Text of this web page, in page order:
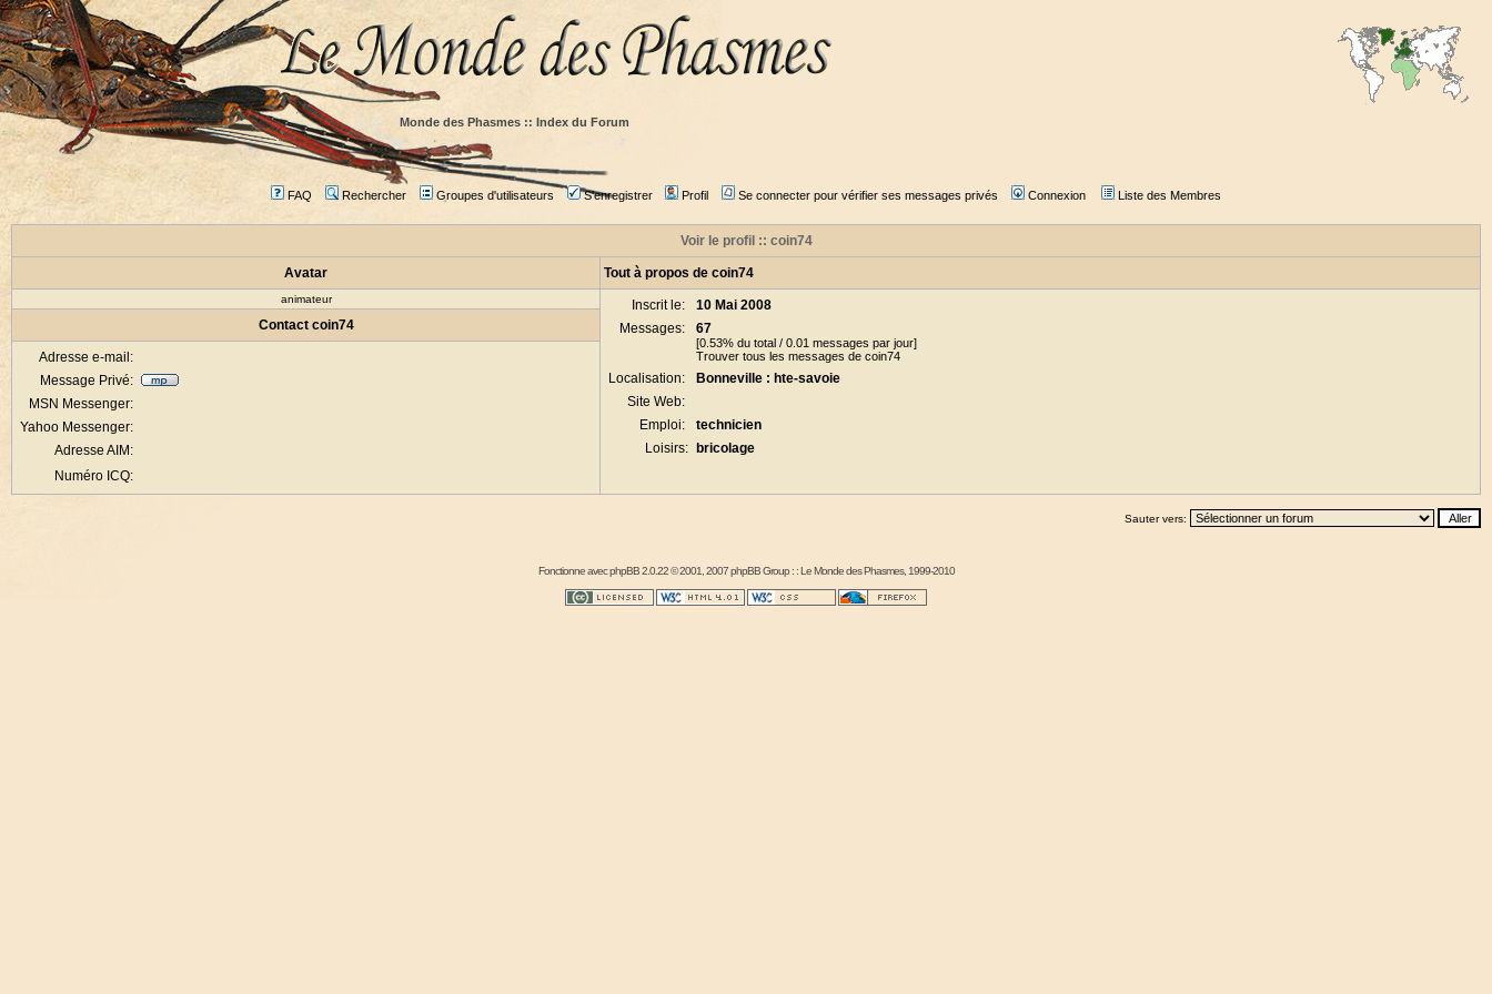
Monde des Phasmes :: Index du Forum
FAQ Rechercher Groupes d'utilisateurs S'enregistrer Profil Se connecter pour vérifier ses messages privés Connexion Liste des Membres
Voir le profil :: coin74
Avatar Tout à propos de coin74
animateur Inscrit le:
10 Mai 2008
Messages:
67
[0.53% du total / 0.01 messages par jour]
Trouver tous les messages de coin74
Localisation:
Bonneville : hte-savoie
Site Web:
Emploi:
technicien
Loisirs:
bricolage
Contact coin74
Adresse e-mail:
Message Privé:
MSN Messenger:
Yahoo Messenger:
Adresse AIM:
Numéro ICQ:
Sauter vers:
Fonctionne avecphpBB2.0.22 © 2001, 2007 phpBB Group : :Le Monde des Phasmes, 1999-2010